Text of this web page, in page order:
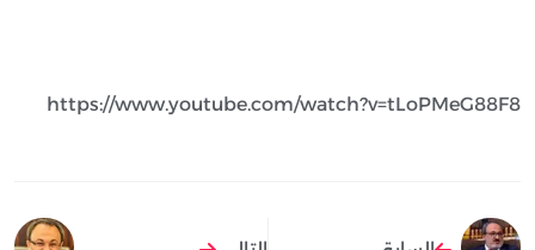
https://www.youtube.com/watch?v=tLoPMeG88F8